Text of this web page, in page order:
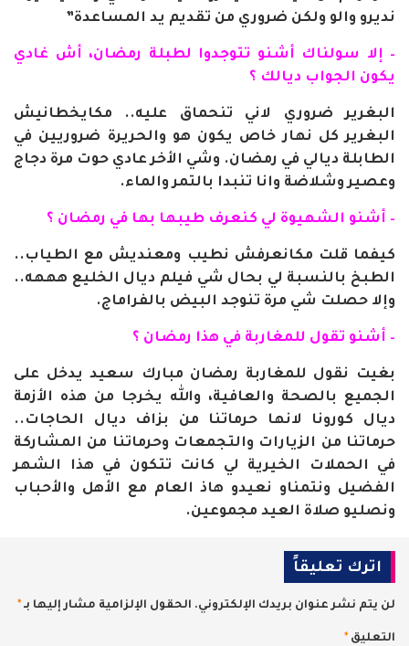
نديرو والو ولكن ضروري من تقديم يد المساعدة”
– إلا سولناك أشنو تتوجدوا لطبلة رمضان، أش غادي
يكون الجواب ديالك ؟
البغرير ضروري لاني تنحماق عليه.. مكايخطانيش
البغرير كل نهار خاص يكون هو والحريرة ضروريين في
الطابلة ديالي في رمضان. وشي الأخر عادي حوت مرة دجاج
وعصير وشلاضة وانا تنبدا بالتمر والماء.
– أشنو الشهيوة لي كنعرف طيبها بها في رمضان ؟
كيفما قلت مكانعرفش نطيب ومعنديش مع الطياب..
الطبخ بالنسبة لي بحال شي فيلم ديال الخليع هههه..
وإلا حصلت شي مرة تنوجد البيض بالفراماج.
– أشنو تقول للمغاربة في هذا رمضان ؟
بغيت نقول للمغاربة رمضان مبارك سعيد يدخل على
الجميع بالصحة والعافية، والله يخرجا من هذه الأزمة
ديال كورونا لانها حرماتنا من بزاف ديال الحاجات..
حرماتنا من الزيارات والتجمعات وحرماتنا من المشاركة
في الحملات الخيرية لي كانت تتكون في هذا الشهر
الفضيل ونتمناو نعيدو هاذ العام مع الأهل والأحباب
ونصليو صلاة العيد مجموعين.
اترك تعليقاً
لن يتم نشر عنوان بريدك الإلكتروني. الحقول الإلزامية مشار إليها بـ*
التعليق*